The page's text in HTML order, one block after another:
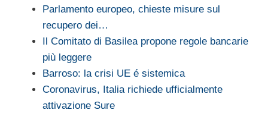
Parlamento europeo, chieste misure sul
recupero dei…
Il Comitato di Basilea propone regole bancarie
più leggere
Barroso: la crisi UE é sistemica
Coronavirus, Italia richiede ufficialmente
attivazione Sure